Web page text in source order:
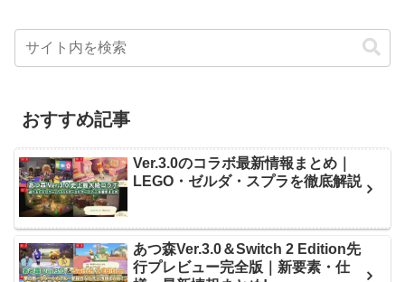
おすすめ記事
Ver.3.0のコラボ最新情報まとめ｜
LEGO・ゼルダ・スプラを徹底解説
あつ森Ver.3.0＆Switch 2 Edition先
行プレビュー完全版｜新要素・仕